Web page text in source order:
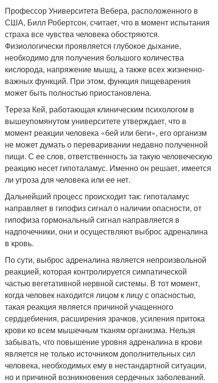
Профессор Университета Вебера, расположенного в
США, Билл Робертсон, считает, что в момент испытания
страха все чувства человека обостряются.
Физиологически проявляется глубокое дыхание,
необходимо для получения большого количества
кислорода, напряжение мышц, а также всех жизненно-
важных функций. При этом, функция пищеварения
может быть полностью приостановлена.
Тереза Кей, работающая клиническим психологом в
вышеупомянутом университете утверждает, что в
момент реакции человека «бей или беги», его организм
не может думать о переваривании недавно полученной
пищи. С ее слов, ответственность за такую человеческую
реакцию несет гипоталамус. Именно он решает, имеется
ли угроза для человека или ее нет.
Дальнейший процесс происходит так: гипоталамус
направляет в гипофиз сигнал о наличии опасности, от
гипофиза гормональный сигнал направляется в
надпочечники, они и осуществляют выброс адреналина
в кровь.
По сути, выброс адреналина является непроизвольной
реакцией, которая контролируется симпатической
частью вегетативной нервной системы. В тот момент,
когда человек находится лицом к лицу с опасностью,
такая реакция является причиной учащенного
сердцебиения, расширения зрачков, усиления притока
крови ко всем мышечным тканям организма. Нельзя
забывать, что повышение уровня адреналина в крови
является не только источником дополнительных сил
человека, необходимых ему в нестандартной ситуации,
но и причиной возникновения сердечных заболеваний.